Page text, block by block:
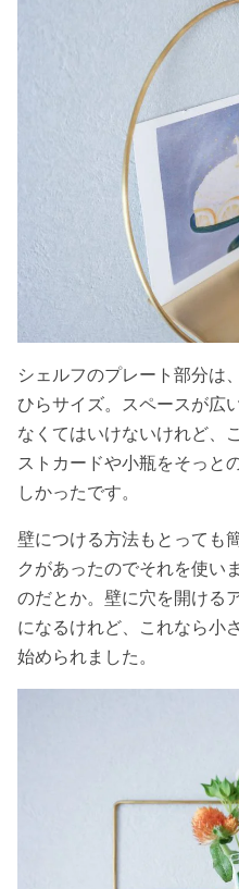
シェルフのプレート部分は
ひらサイズ。スペースが広
なくてはいけないけれど、
ストカードや小瓶をそっと
しかったです。
壁につける方法もとっても
クがあったのでそれを使い
のだとか。壁に穴を開ける
になるけれど、これなら小
始められました。